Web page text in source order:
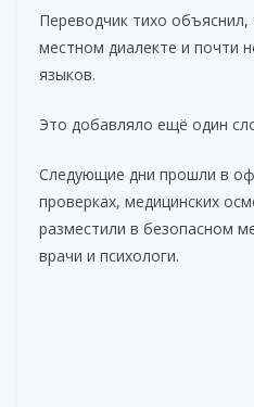
Переводчик тихо объяснил,
местном диалекте и почти
языков.
Это добавляло ещё один
Следующие дни прошли в
проверках, медицинских
разместили в безопасном
врачи и психологи.